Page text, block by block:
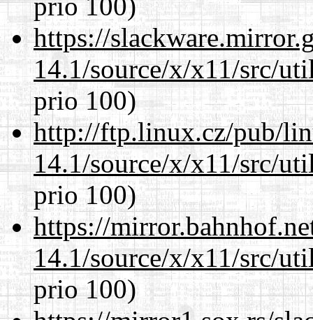
https://
14.1/source/x/x11/src/
prio 100)
http://ftp.linux.cz/pub/
14.1/source/x/x11/src/
prio 100)
https://
14.1/source/x/x11/src/
prio 100)